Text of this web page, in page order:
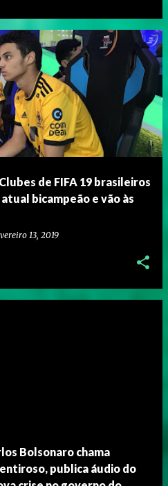
de FIFA 19 brasileiros
bicampeão e vão às
13, 2019
Bolsonaro chama
publica áudio do